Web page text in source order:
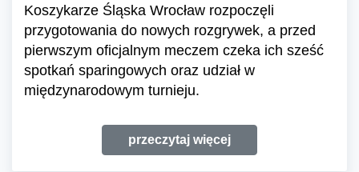
Koszykarze Śląska Wrocław rozpoczęli
przygotowania do nowych rozgrywek, a przed
pierwszym oficjalnym meczem czeka ich sześć
spotkań sparingowych oraz udział w
międzynarodowym turnieju.
przeczytaj więcej